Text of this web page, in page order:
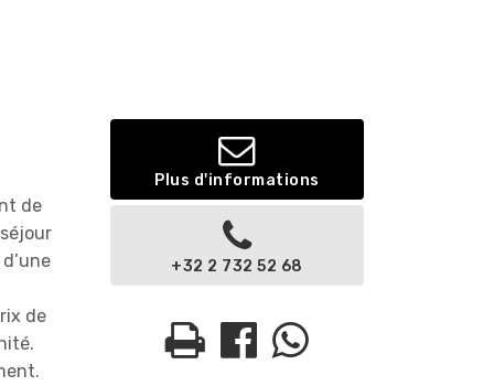
de
de
Plus d'informations
+32 2 732 52 68